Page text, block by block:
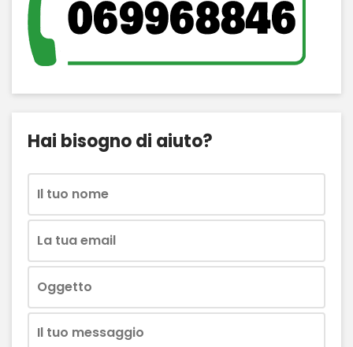
Hai bisogno di aiuto?